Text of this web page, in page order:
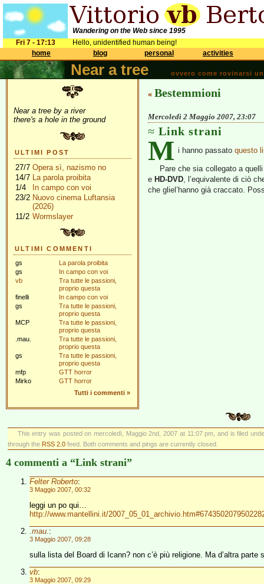
Wandering on the Web since 1995
Fri 7 - 17:13
Hello, unidentified human being!
home
blog personal activities
Near a tree ovvero come rovinarsi
Near a tree by a river
there's a hole in the ground
ULTIMI POST
27/7 Opera sì, nazismo no
14/7 La parola proibita
1/4
In campo con voi
23/2 Nuovo cinema Luftansia
(2026)
11/2 Wormslayer
ULTIMI COMMENTI
gs
La parola proibita
gs
In campo con voi
vb
Tra tutte le passioni,
proprio questa
finelli
In campo con voi
gs
Tra tutte le passioni,
proprio questa
MCP
Tra tutte le passioni,
proprio questa
.mau.
Tra tutte le passioni,
proprio questa
gs
Tra tutte le passioni,
proprio questa
mfp
GTT horror
Mirko
GTT horror
Tutti i commenti »
« Bestemmioni
Mercoledì 2 Maggio 2007, 23:07
Link strani
M i hanno passato questo
Pare che sia collegato a quelli
e HD-DVD, l’equivalente di ciò
che gliel’hanno già craccato.
This entry was posted on mercoledì, Maggio 2nd, 2007 at 11:07 pm, and is filed
through the RSS 2.0 feed. Both comments and pings are currently closed.
4 commenti a “Link strani”
Felter Roberto:
3 Maggio 2007, 00:32
leggi un po qui…
http://www.mantellini.it/
.mau. :
3 Maggio 2007, 09:28
sulla lista del Board di Icann? non c’è più religione. Ma d’altra parte
vb:
3 Maggio 2007, 09:29